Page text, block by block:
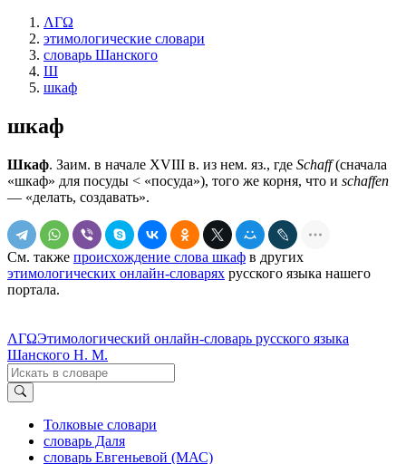
ΛΓΩ
этимологические словари
словарь Шанского
Ш
шкаф
шкаф
Шкаф. Заим. в начале XVIII в. из нем. яз., где Schaff(сначала
«шкаф» для посуды < «посуда»), того же корня, что и schaffen
— «делать, создавать».
См. также происхождение слова шкаф в других
этимологических онлайн-словарях русского языка нашего
портала.
ΛΓΩЭтимологический онлайн-словарь русского языка
Шанского Н. М.
Толковые словари
словарь Даля
словарь Евгеньевой (МАС)